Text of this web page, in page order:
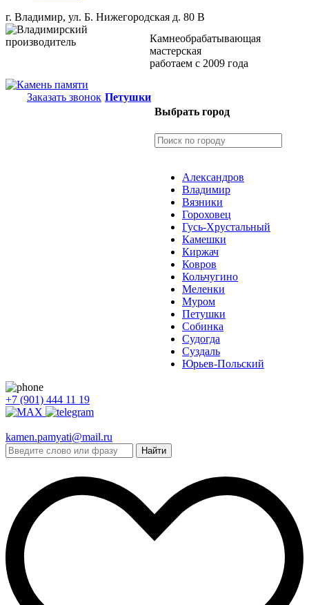
г. Владимир, ул. Б. Нижегородская д. 80 В
Камнеобрабатывающая
мастерская
работаем с 2009 года
Заказать звонок Петушки
Выбрать город
Александров
Владимир
Вязники
Гороховец
Гусь-Хрустальный
Камешки
Киржач
Ковров
Кольчугино
Меленки
Муром
Петушки
Собинка
Судогда
Суздаль
Юрьев-Польский
+7 (901) 444 11 19
kamen.pamyati@mail.ru